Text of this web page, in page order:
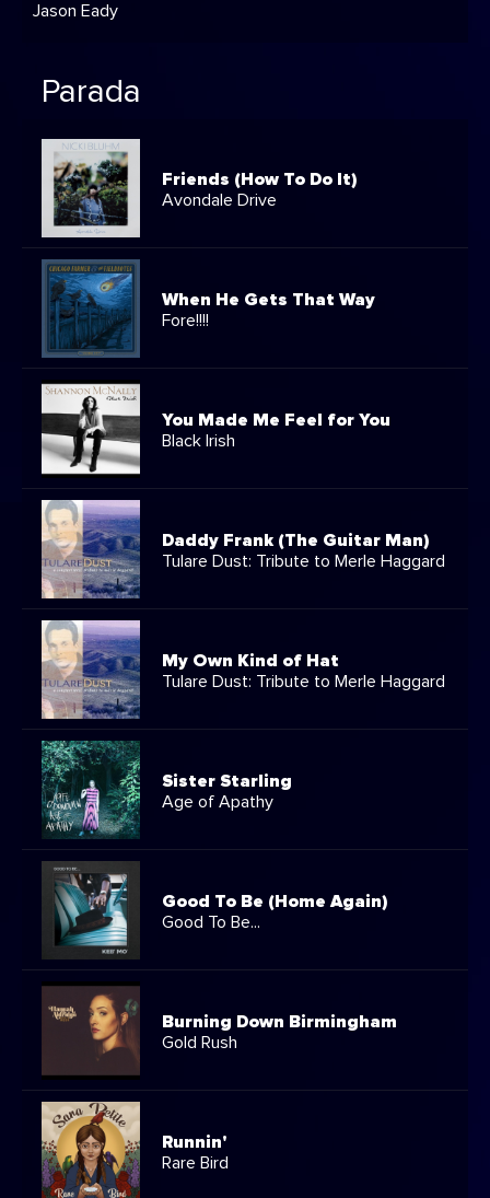
Jason Eady
Parada
Friends (How To Do It)
Avondale Drive
When He Gets That Way
Fore!!!!
You Made Me Feel for You
Black Irish
Daddy Frank (The Guitar Man)
Tulare Dust: Tribute to Merle Haggard
My Own Kind of Hat
Tulare Dust: Tribute to Merle Haggard
Sister Starling
Age of Apathy
Good To Be (Home Again)
Good To Be...
Burning Down Birmingham
Gold Rush
Runnin'
Rare Bird